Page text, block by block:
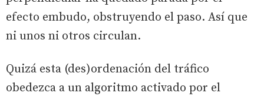
efecto embudo, obstruyendo el paso. Así que
ni unos ni otros circulan.
Quizá esta (des)ordenación del tráfico
obedezca a un algoritmo activado por el